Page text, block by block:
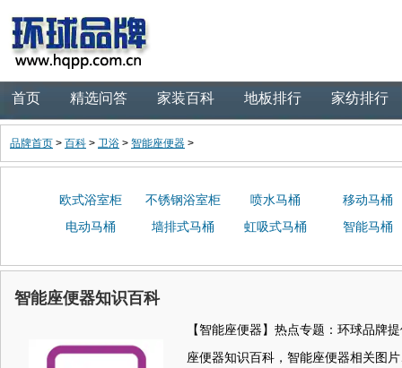
首页 精选问答 家装百科 地板排行 家纺排行
品牌首页 > 百科 > 卫浴 > 智能座便器 >
欧式浴室柜 不锈钢浴室柜 喷水马桶
移动马桶
电动马桶
墙排式马桶 虹吸式马桶 智能马桶
智能座便器知识百科
【智能座便器】热点专题：环球品牌
座便器知识百科，智能座便器相关图